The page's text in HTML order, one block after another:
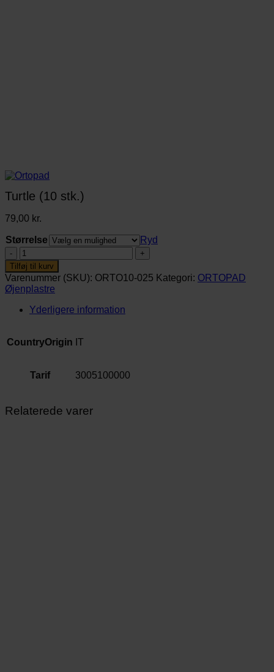
Turtle (10 stk.)
79,00 kr.
Størrelse
Ryd
Turtle
(10
stk.)
antal
Tilføj til kurv
Varenummer (SKU): ORTO10-025 Kategori: ORTOPAD
Øjenplastre
Yderligere information
CountryOrigin IT
Tarif 3005100000
Relaterede varer